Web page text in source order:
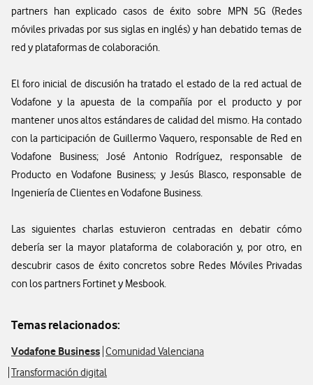
partners han explicado casos de éxito sobre MPN 5G (Redes
móviles privadas por sus siglas en inglés) y han debatido temas de
red y plataformas de colaboración.
El foro inicial de discusión ha tratado el estado de la red actual de
Vodafone y la apuesta de la compañía por el producto y por
mantener unos altos estándares de calidad del mismo. Ha contado
con la participación de Guillermo Vaquero, responsable de Red en
Vodafone Business; José Antonio Rodríguez, responsable de
Producto en Vodafone Business; y Jesús Blasco, responsable de
Ingeniería de Clientes en Vodafone Business.
Las siguientes charlas estuvieron centradas en debatir cómo
debería ser la mayor plataforma de colaboración y, por otro, en
descubrir casos de éxito concretos sobre Redes Móviles Privadas
con los partners Fortinet y Mesbook.
Temas relacionados:
Vodafone Business Comunidad Valenciana
Transformación digital